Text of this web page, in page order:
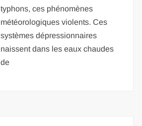
typhons, ces phénomènes
météorologiques violents. Ces
systèmes dépressionnaires
naissent dans les eaux chaudes
de